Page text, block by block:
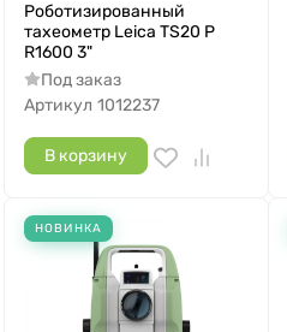
Роботизированный
тахеометр Leica TS20 P
R1600 3"
Под заказ
Артикул 1012237
В корзину
НОВИНКА